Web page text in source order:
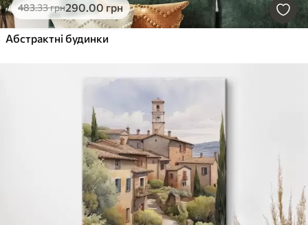
483.33грн290.00 грн
Абстрактні будинки